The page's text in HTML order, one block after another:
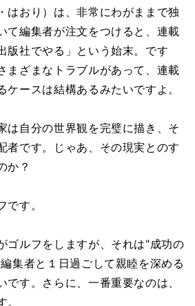
はおり）は、非常にわがままで独
て編集者が注文をつけると、連載
版社でやる」という始末。です
まざまなトラブルがあって、連載
ケースは結構あるみたいですよ。
自分の世界観を完璧に描き、そ
者です。じゃあ、その現実とのす
か？
す。
ゴルフをしますが、それは"成功の
集者と１日過ごして親睦を深める
です。さらに、一番重要なのは、